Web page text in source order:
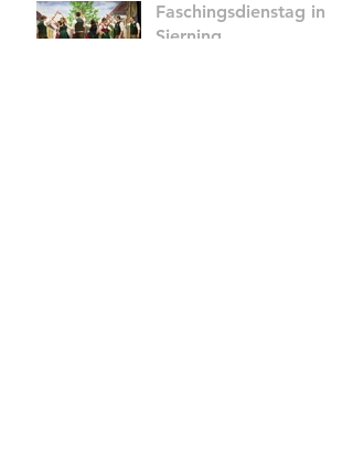
Faschingsdienstag in
Sierning